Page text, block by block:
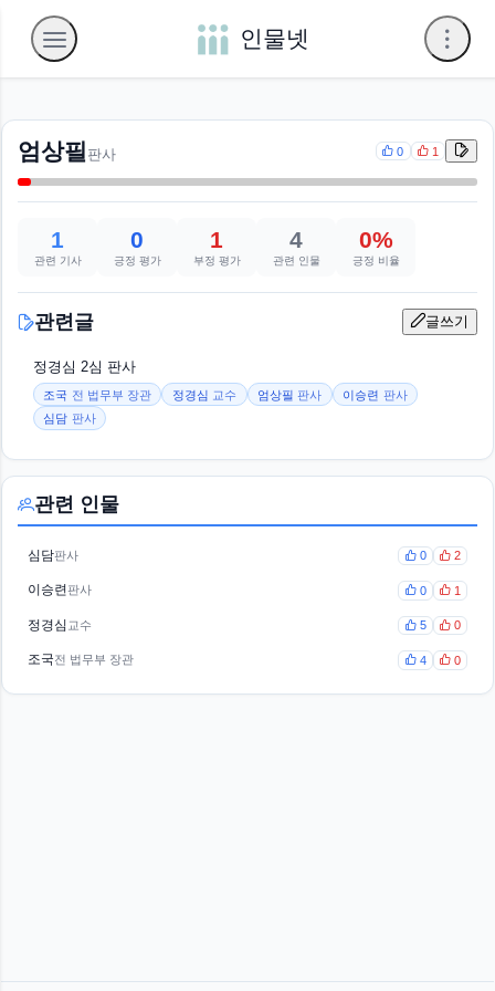
인물넷
엄상필 판사 0 1
1
관련 기사
0
긍정 평가
1
부정 평가
4
관련 인물
0%
긍정 비율
관련글 글쓰기
정경심 2심 판사
조국 전 법무부 장관 정경심 교수 엄상필 판사 이승련 판사
심담 판사
관련 인물
심담판사 0 2
이승련판사 0 1
정경심 교수 5 0
조국전 법무부 장관 4 0